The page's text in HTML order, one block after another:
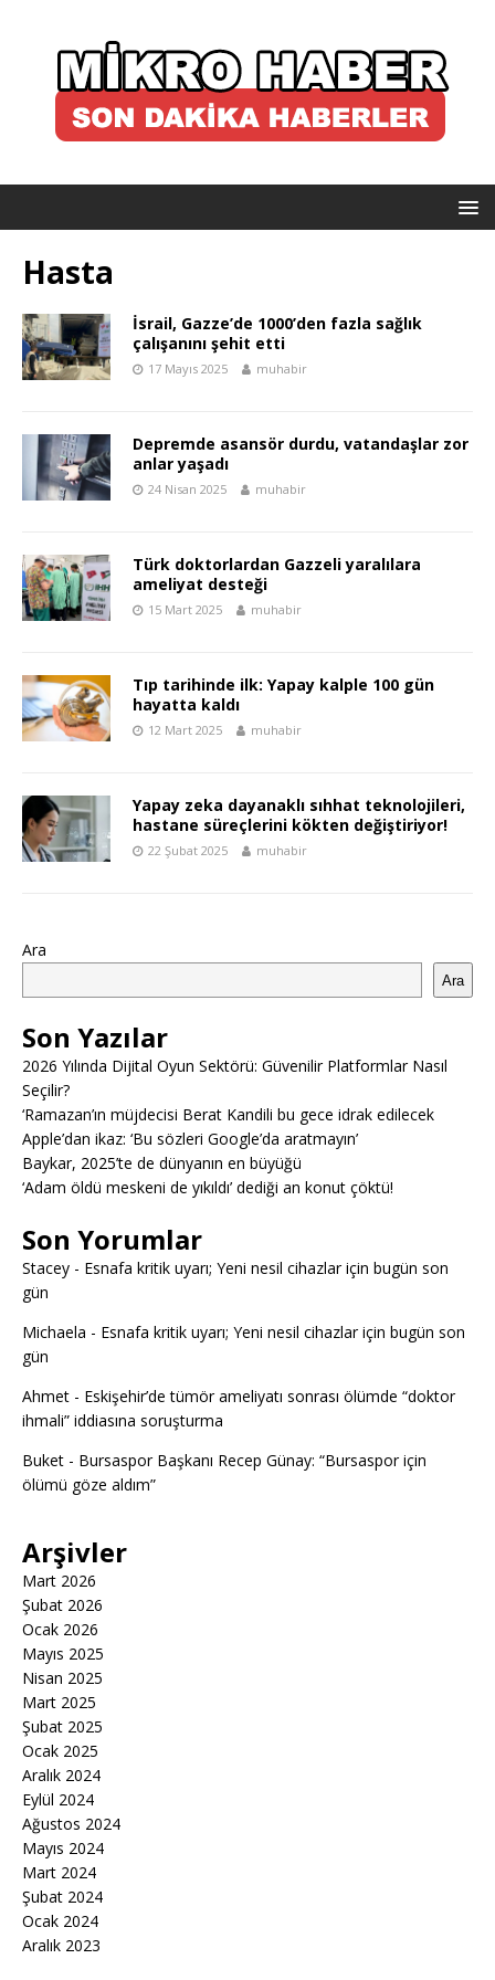
Hasta
İsrail, Gazze’de 1000’den fazla sağlık
çalışanını şehit etti
17 Mayıs 2025 muhabir
Depremde asansör durdu, vatandaşlar zor
anlar yaşadı
24 Nisan 2025 muhabir
Türk doktorlardan Gazzeli yaralılara
ameliyat desteği
15 Mart 2025 muhabir
Tıp tarihinde ilk: Yapay kalple 100 gün
hayatta kaldı
12 Mart 2025 muhabir
Yapay zeka dayanaklı sıhhat teknolojileri,
hastane süreçlerini kökten değiştiriyor!
22 Şubat 2025 muhabir
Ara
Ara
Son Yazılar
2026 Yılında Dijital Oyun Sektörü: Güvenilir Platformlar Nasıl
Seçilir?
‘Ramazan’ın müjdecisi Berat Kandili bu gece idrak edilecek
Apple’dan ikaz: ‘Bu sözleri Google’da aratmayın’
Baykar, 2025’te de dünyanın en büyüğü
‘Adam öldü meskeni de yıkıldı’ dediği an konut çöktü!
Son Yorumlar
Stacey - Esnafa kritik uyarı; Yeni nesil cihazlar için bugün son
gün
Michaela - Esnafa kritik uyarı; Yeni nesil cihazlar için bugün son
gün
Ahmet - Eskişehir’de tümör ameliyatı sonrası ölümde “doktor
ihmali” iddiasına soruşturma
Buket - Bursaspor Başkanı Recep Günay: “Bursaspor için
ölümü göze aldım”
Arşivler
Mart 2026
Şubat 2026
Ocak 2026
Mayıs 2025
Nisan 2025
Mart 2025
Şubat 2025
Ocak 2025
Aralık 2024
Eylül 2024
Ağustos 2024
Mayıs 2024
Mart 2024
Şubat 2024
Ocak 2024
Aralık 2023